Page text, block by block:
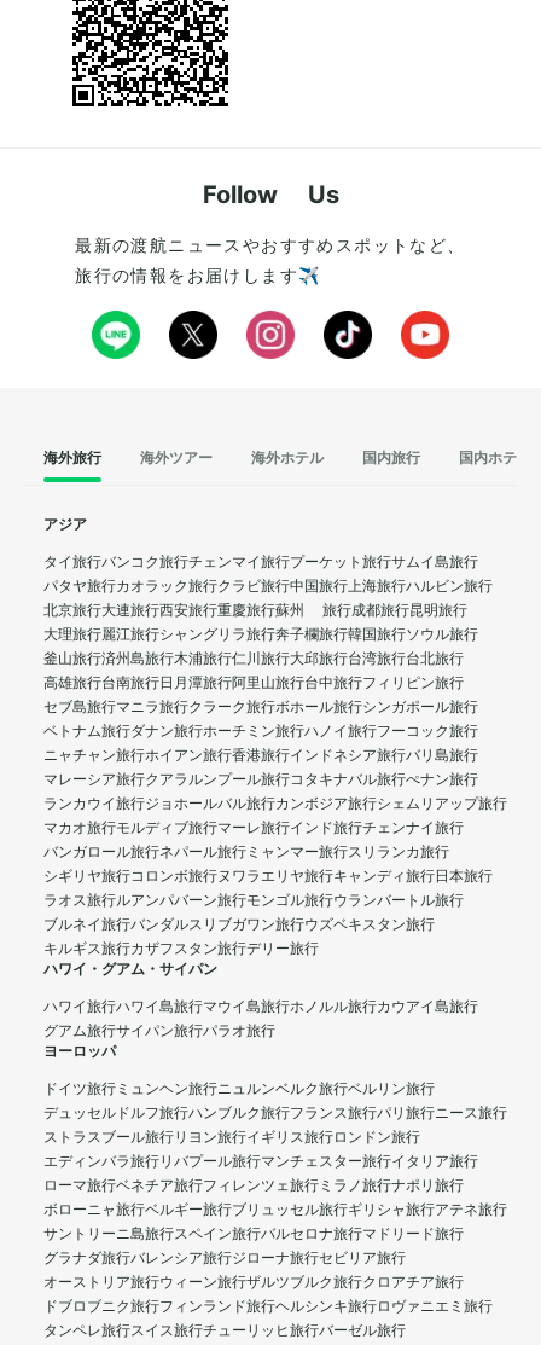
Follow Us
最新の渡航ニュースやおすすめスポットなど、
旅行の情報をお届けします✈️
海外旅行 海外ツアー 海外ホテル 国内旅行 国内ホテル
アジア
タイ旅行バンコク旅行チェンマイ旅行プーケット旅行サムイ島旅行
パタヤ旅行カオラック旅行クラビ旅行中国旅行上海旅行ハルビン旅行
北京旅行大連旅行西安旅行重慶旅行蘇州 旅行成都旅行昆明旅行
大理旅行麗江旅行シャングリラ旅行奔子欄旅行韓国旅行ソウル旅行
釜山旅行済州島旅行木浦旅行仁川旅行大邱旅行台湾旅行台北旅行
高雄旅行台南旅行日月潭旅行阿里山旅行台中旅行フィリピン旅行
セブ島旅行マニラ旅行クラーク旅行ボホール旅行シンガポール旅行
ベトナム旅行ダナン旅行ホーチミン旅行ハノイ旅行フーコック旅行
ニャチャン旅行ホイアン旅行香港旅行インドネシア旅行バリ島旅行
マレーシア旅行クアラルンプール旅行コタキナバル旅行ぺナン旅行
ランカウイ旅行ジョホールバル旅行カンボジア旅行シェムリアップ旅行
マカオ旅行モルディブ旅行マーレ旅行インド旅行チェンナイ旅行
バンガロール旅行ネパール旅行 ミャンマー旅行スリランカ旅行
シギリヤ旅行コロンボ旅行ヌワラエリヤ旅行キャンディ旅行日本旅行
ラオス旅行ルアンパバーン旅行モンゴル旅行ウランバートル旅行
ブルネイ旅行バンダルスリブガワン旅行ウズベキスタン旅行
キルギス旅行カザフスタン旅行デリー旅行
ハワイ・グアム・サイパン
ハワイ旅行ハワイ島旅行マウイ島旅行ホノルル旅行カウアイ島旅行
グアム旅行サイパン旅行パラオ旅行
ヨーロッパ
ドイツ旅行 ミュンヘン旅行ニュルンベルク旅行ベルリン旅行
デュッセルドルフ旅行ハンブルク旅行フランス旅行パリ旅行ニース旅行
ストラスブール旅行リヨン旅行イギリス旅行ロンドン旅行
エディンバラ旅行リバプール旅行マンチェスター旅行イタリア旅行
ローマ旅行ベネチア旅行フィレンツェ旅行 ミラノ旅行ナポリ旅行
ボローニャ旅行ベルギー旅行ブリュッセル旅行ギリシャ旅行アテネ旅行
サントリーニ島旅行スペイン旅行バルセロナ旅行マドリード旅行
グラナダ旅行バレンシア旅行ジローナ旅行セビリア旅行
オーストリア旅行ウィーン旅行ザルツブルク旅行クロアチア旅行
ドブロブニク旅行フィンランド旅行ヘルシンキ旅行ロヴァニエミ旅行
タンペレ旅行スイス旅行チューリッヒ旅行バーゼル旅行